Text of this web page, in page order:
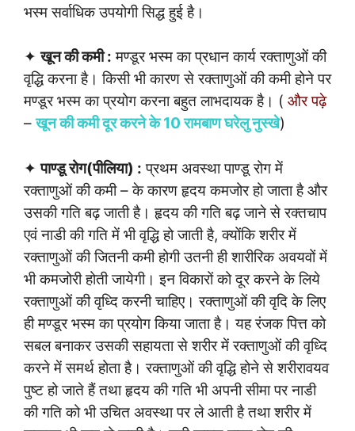
भस्म सर्वाधिक उपयोगी सिद्ध हुई है।
✦खून की कमी : मण्डूर भस्म का प्रधान कार्य रक्ताणुओं की
वृद्धि करना है। किसी भी कारण से रक्ताणुओं की कमी होने पर
मण्डूर भस्म का प्रयोग करना बहुत लाभदायक है। ( और पढ़े
–खून की कमी दूर करने के 10 रामबाण घरेलु नुस्खे)
✦पाण्डू रोग(पीलिया) : प्रथम अवस्था पाण्डू रोग में
रक्ताणुओं की कमी – के कारण हृदय कमजोर हो जाता है और
उसकी गति बढ़ जाती है। हृदय की गति बढ़ जाने से रक्तचाप
एवं नाडी की गति में भी वृद्धि हो जाती है, क्योंकि शरीर में
रक्ताणुओं की जितनी कमी होगी उतनी ही शारीरिक अवयवों में
भी कमजोरी होती जायेगी। इन विकारों को दूर करने के लिये
रक्ताणुओं की वृध्दि करनी चाहिए। रक्ताणुओं की वृदि के लिए
ही मण्डूर भस्म का प्रयोग किया जाता है। यह रंजक पित्त को
सबल बनाकर उसकी सहायता से शरीर में रक्ताणुओं की वृध्दि
करने में समर्थ होता है। रक्ताणुओं की वृद्धि होने से शरीरावयव
पुष्ट हो जाते हैं तथा हृदय की गति भी अपनी सीमा पर नाडी
की गति को भी उचित अवस्था पर ले आती है तथा शरीर में